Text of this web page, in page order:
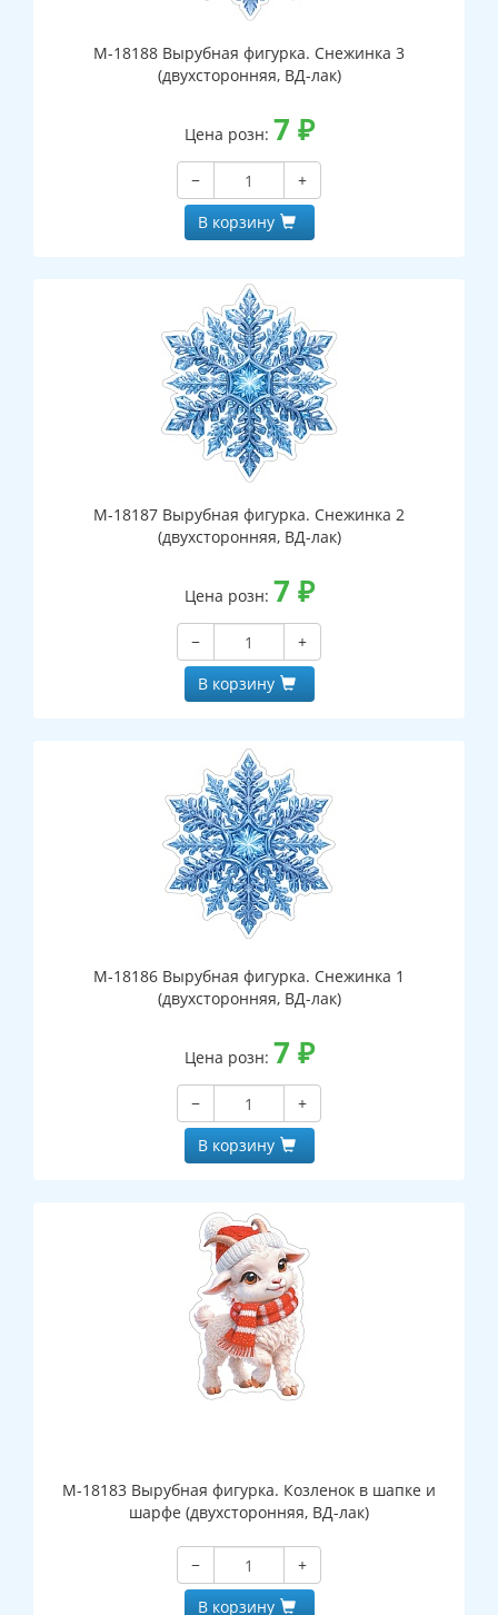
М-18188 Вырубная фигурка. Снежинка 3
(двухсторонняя, ВД-лак)
Цена розн: 7 ₽
−
+
В корзину
М-18187 Вырубная фигурка. Снежинка 2
(двухсторонняя, ВД-лак)
Цена розн: 7 ₽
−
+
В корзину
М-18186 Вырубная фигурка. Снежинка 1
(двухсторонняя, ВД-лак)
Цена розн: 7 ₽
−
+
В корзину
М-18183 Вырубная фигурка. Козленок в шапке и
шарфе (двухсторонняя, ВД-лак)
−
+
В корзину